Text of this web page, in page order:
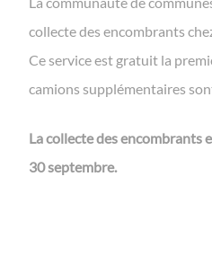
collecte des encombrants
Ce service est gratuit la
camions supplémentaires
La collecte des encombrants
30 septembre.